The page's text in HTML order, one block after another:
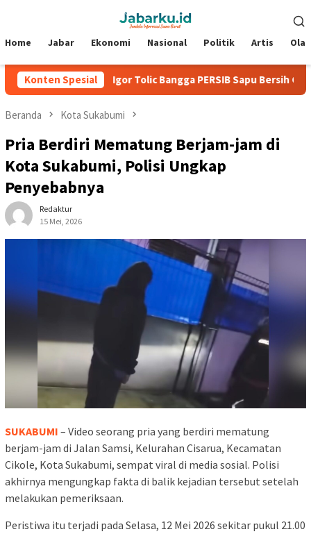
Mobile
Home Jabar Ekonomi Nasional Politik Artis
Konten Spesial
2026 Igor Tolic Bangga PERSIB Sapu Bersih Grup A
Beranda Kota Sukabumi
Pria Berdiri Mematung Berjam-jam di
Kota Sukabumi, Polisi Ungkap
Penyebabnya
Redaktur
15 Mei, 2026
SUKABUMI – Video seorang pria yang berdiri mematung
berjam-jam di Jalan Samsi, Kelurahan Cisarua, Kecamatan
Cikole, Kota Sukabumi, sempat viral di media sosial. Polisi
akhirnya mengungkap fakta di balik kejadian tersebut setelah
melakukan pemeriksaan.
Peristiwa itu terjadi pada Selasa, 12 Mei 2026 sekitar pukul 21.00